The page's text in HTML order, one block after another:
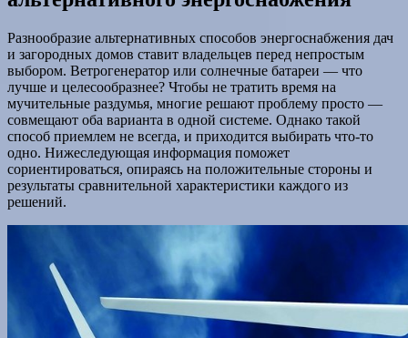
Разнообразие альтернативных способов энергоснабжения дач
и загородных домов ставит владельцев перед непростым
выбором. Ветрогенератор или солнечные батареи — что
лучше и целесообразнее? Чтобы не тратить время на
мучительные раздумья, многие решают проблему просто —
совмещают оба варианта в одной системе. Однако такой
способ приемлем не всегда, и приходится выбирать что-то
одно. Нижеследующая информация поможет
сориентироваться, опираясь на положительные стороны и
результаты сравнительной характеристики каждого из
решений.